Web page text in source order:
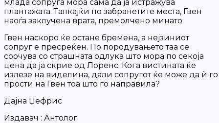
млада сопруга мора сама да ја истражува
плантажата. Талкајќи по забранетите места, Гвен
наоѓа заклучена врата, премолчено минато.
Гвен наскоро ќе остане бремена, а нејзиниот
сопруг е пресреќен. По породувањето таа се
соочува со страшната одлука што мора по секоја
цена да ја скрие од Лоренс. Кога вистината ќе
излезе на виделина, дали сопругот ќе може да ѝ го
прости на Гвен тоа што го направила?
Дајна Џефрис
Издавач : Антолог